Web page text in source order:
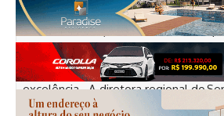
baiano. Levando o público a explorar
do Vinho: Tradição, Tendências e
edição valoriza a profissionalização
ao comércio especializado e o
excelência. A diretora regional do
Andrade, reforça a importância da